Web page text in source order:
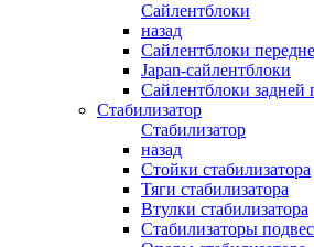
Сайлентблоки
назад
Сайлентблоки
Japan-сайлентблоки
Сайлентблоки задней
Стабилизатор
Стабилизатор
назад
Стойки стабилизатора
Тяги стабилизатора
Втулки стабилизатора
Стабилизаторы